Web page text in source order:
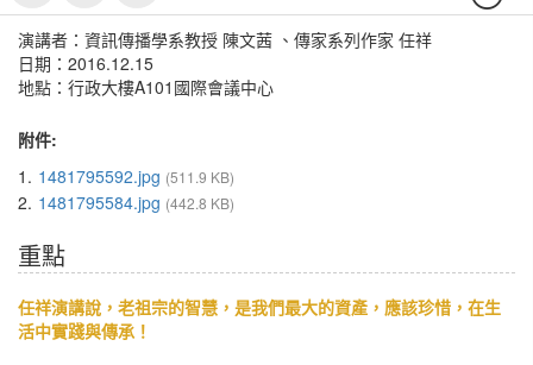
演講者：資訊傳播學系教授 陳文茜 、傳家系列作家 任祥
日期：2016.12.15
地點：行政大樓A101國際會議中心
附件:
1. 1481795592.jpg (511.9 KB)
2. 1481795584.jpg (442.8 KB)
重點
任祥演講說，老祖宗的智慧，是我們最大的資產，應該珍惜，在生
活中實踐與傳承！